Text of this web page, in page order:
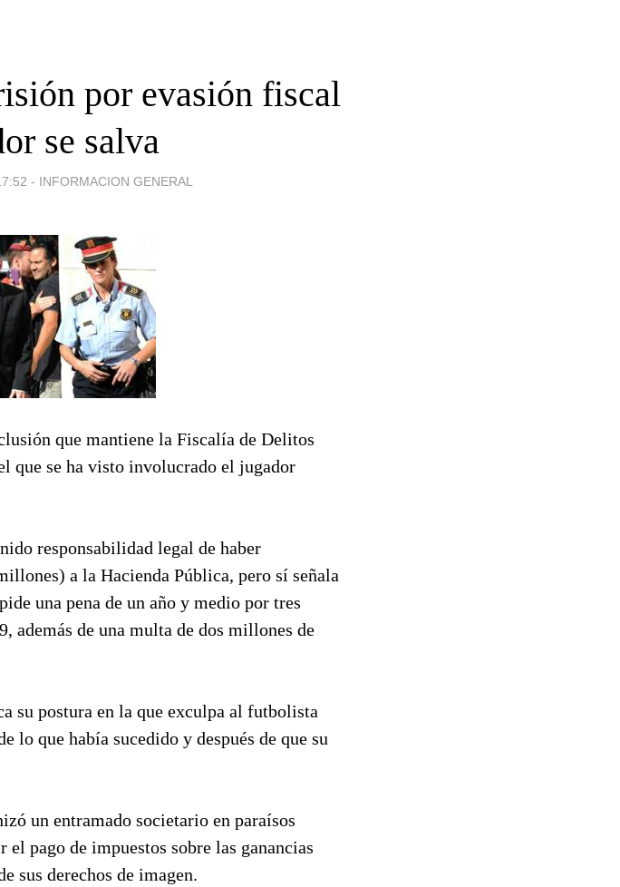
por evasión fiscal
se salva
- INFORMACION GENERAL
que mantiene la Fiscalía de Delitos
que se ha visto involucrado el jugador
responsabilidad legal de haber
a la Hacienda Pública, pero sí señala
una pena de un año y medio por tres
además de una multa de dos millones de
su postura en la que exculpa al futbolista
lo que había sucedido y después de que su
un entramado societario en paraísos
pago de impuestos sobre las ganancias
sus derechos de imagen.